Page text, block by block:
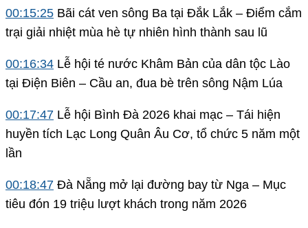
00:15:25 Bãi cát ven sông Ba tại Đắk Lắk – Điểm cắm
trại giải nhiệt mùa hè tự nhiên hình thành sau lũ
00:16:34 Lễ hội té nước Khâm Bản của dân tộc Lào
tại Điện Biên – Cầu an, đua bè trên sông Nậm Lúa
00:17:47 Lễ hội Bình Đà 2026 khai mạc – Tái hiện
huyền tích Lạc Long Quân Âu Cơ, tổ chức 5 năm một
lần
00:18:47 Đà Nẵng mở lại đường bay từ Nga – Mục
tiêu đón 19 triệu lượt khách trong năm 2026